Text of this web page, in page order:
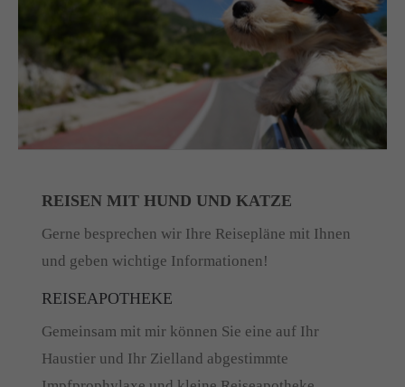
REISEN MIT HUND UND KATZE
Gerne besprechen wir Ihre Reisepläne mit Ihnen
und geben wichtige Informationen!
REISEAPOTHEKE
Gemeinsam mit mir können Sie eine auf Ihr
Haustier und Ihr Zielland abgestimmte